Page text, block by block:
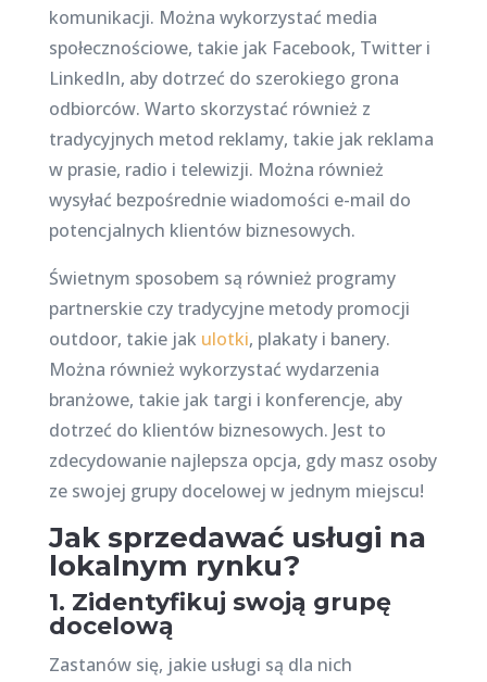
komunikacji. Można wykorzystać media
społecznościowe, takie jak Facebook, Twitter i
LinkedIn, aby dotrzeć do szerokiego grona
odbiorców. Warto skorzystać również z
tradycyjnych metod reklamy, takie jak reklama
w prasie, radio i telewizji. Można również
wysyłać bezpośrednie wiadomości e-mail do
potencjalnych klientów biznesowych.
Świetnym sposobem są również programy
partnerskie czy tradycyjne metody promocji
outdoor, takie jak ulotki, plakaty i banery.
Można również wykorzystać wydarzenia
branżowe, takie jak targi i konferencje, aby
dotrzeć do klientów biznesowych. Jest to
zdecydowanie najlepsza opcja, gdy masz osoby
ze swojej grupy docelowej w jednym miejscu!
Jak sprzedawać usługi na
lokalnym rynku?
1. Zidentyfikuj swoją grupę
docelową
Zastanów się, jakie usługi są dla nich